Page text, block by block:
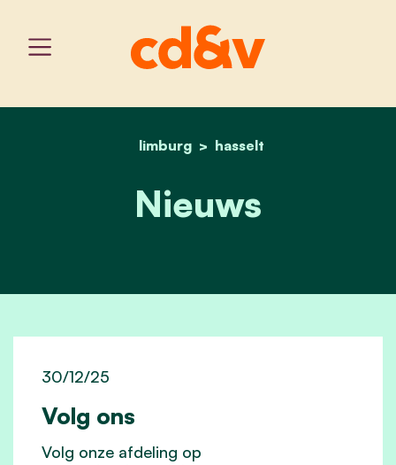
home
limburg hasselt
nieuws
Nieuws
Volg ons
30/12/25
Volg onze afdeling op